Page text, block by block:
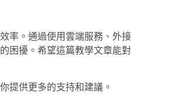
率。通過使用雲端服務、外接
困擾。希望這篇教學文章能對
提供更多的支持和建議。